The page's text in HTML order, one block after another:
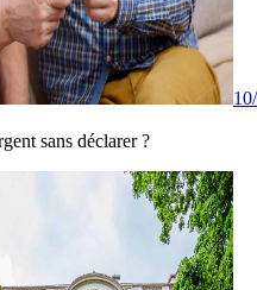
sans déclarer ?